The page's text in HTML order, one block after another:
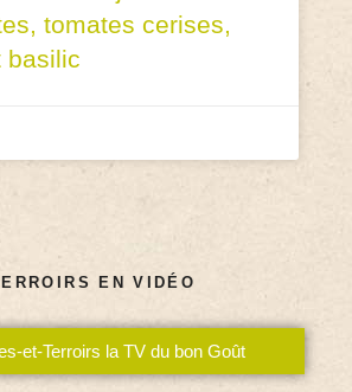
tomates cerises,
basilic
EN VIDÉO
et-Terroirs la TV du bon Goût